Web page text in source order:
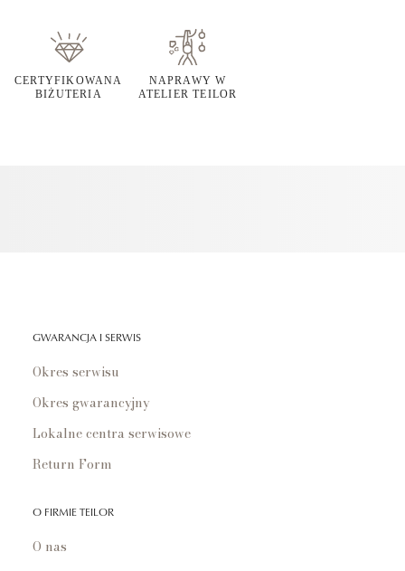
CERTYFIKOWANA
BIŻUTERIA
NAPRAWY W
ATELIER TEILOR
GWARANCJA I SERWIS
Okres serwisu
Okres gwarancyjny
Lokalne centra serwisowe
Return Form
O FIRMIE TEILOR
O nas